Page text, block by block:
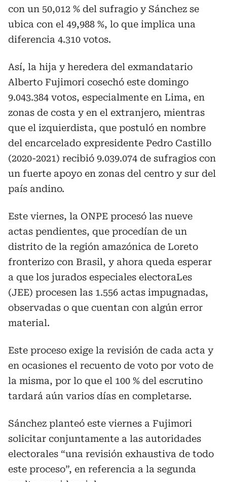
con un 50,012 % del sufragio y Sánchez se
ubica con el 49,988 %, lo que implica una
diferencia 4.310 votos.
Así, la hija y heredera del exmandatario
Alberto Fujimori cosechó este domingo
9.043.384 votos, especialmente en Lima, en
zonas de costa y en el extranjero, mientras
que el izquierdista, que postuló en nombre
del encarcelado expresidente Pedro Castillo
(2020-2021) recibió 9.039.074 de sufragios con
un fuerte apoyo en zonas del centro y sur del
país andino.
Este viernes, la ONPE procesó las nueve
actas pendientes, que procedían de un
distrito de la región amazónica de Loreto
fronterizo con Brasil, y ahora queda esperar
a que los jurados especiales electoraLes
(JEE) procesen las 1.556 actas impugnadas,
observadas o que cuentan con algún error
material.
Este proceso exige la revisión de cada acta y
en ocasiones el recuento de voto por voto de
la misma, por lo que el 100 % del escrutino
tardará aún varios días en completarse.
Sánchez planteó este viernes a Fujimori
solicitar conjuntamente a las autoridades
electorales “una revisión exhaustiva de todo
este proceso”, en referencia a la segunda